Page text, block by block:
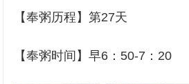
【奉粥历程】第27天
【奉粥时间】早6：50-7：20